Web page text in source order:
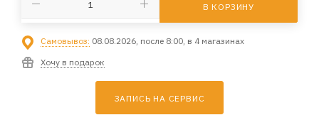
В КОРЗИНУ
Самовывоз: 08.08.2026, после 8:00, в 4 магазинах
Хочу в подарок
ЗАПИСЬ НА СЕРВИС